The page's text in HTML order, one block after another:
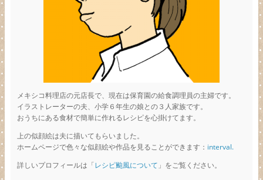
メキシコ料理店の元店長で、現在は保育園の給食調理員の主婦です。
イラストレーターの夫、小学６年生の娘との３人家族です。
おうちにある食材で簡単に作れるレシピを心掛けてます。
上の似顔絵は夫に描いてもらいました。
ホームページで色々な似顔絵や作品を見ることができます： interval.
詳しいプロフィールは「レシピ颱風について 」をご覧ください。